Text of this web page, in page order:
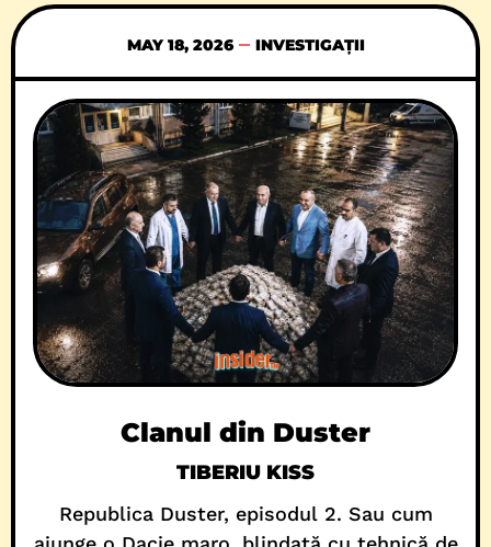
începand cu orele 19:00, În Spatele Casei
(Casa Tineretului) la evenimentul MUSIC IS
MY MEDICINE! Studenți mediciniști,
MAY 18, 2026 INVESTIGAȚII
Clanul din Duster
TIBERIU KISS
Republica Duster, episodul 2. Sau cum